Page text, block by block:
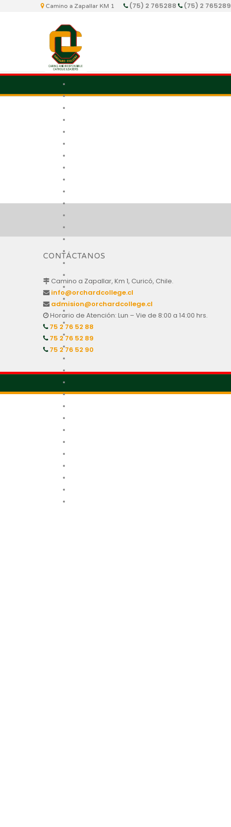
Camino a Zapallar KM 1 (75) 2 765288 (75) 2 765289
CONTÁCTANOS
Camino a Zapallar, Km 1, Curicó, Chile.
info@orchardcollege.cl
admision@orchardcollege.cl
Horario de Atención: Lun – Vie de 8:00 a 14:00 hrs.
75 2 76 52 88
75 2 76 52 89
75 2 76 52 90